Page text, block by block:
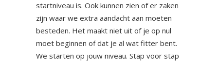
startniveau is. Ook kunnen zien of er zaken
zijn waar we extra aandacht aan moeten
besteden. Het maakt niet uit of je op nul
moet beginnen of dat je al wat fitter bent.
We starten op jouw niveau. Stap voor stap